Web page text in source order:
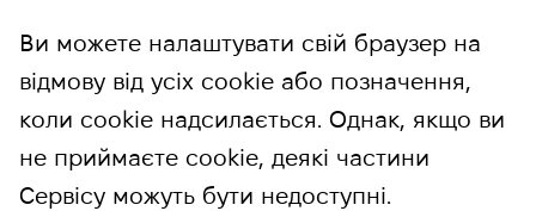
Ви можете налаштувати свій браузер на
відмову від усіх cookie або позначення,
коли cookie надсилається. Однак, якщо ви
не приймаєте cookie, деякі частини
Сервісу можуть бути недоступні.